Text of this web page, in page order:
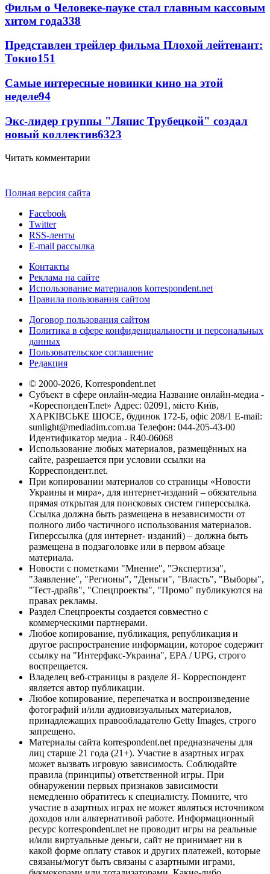
Фильм о Человеке-пауке стал главным кассовым
хитом года338
Представлен трейлер фильма Плохой лейтенант:
Токио151
Самые интересные новинки кино на этой
неделе94
Экс-лидер группы "Ляпис Трубецкой" создал
новый коллектив6323
Читать комментарии
Полная версия сайта
Facebook
Twitter
RSS-ленты
E-mail рассылка
Контакты
Реклама на сайте
Использование материалов korrespondent.net
Правила пользования сайтом
Договор пользования сайтом
Политика в сфере конфиденциальности и персональных
данных
Пользовательское соглашение
Редакция
© 2000-2026, Korrespondent.net
Субъект в сфере онлайн-медиа Название онлайн-медиа -
«КореспонденТ.net» Адрес: 02091, місто Київ,
ХАРКІВСЬКЕ ШОСЕ, будинок 172-Б, офіс 208/1 E-mail:
sunlight@mediadim.com.ua Телефон: 044-205-43-00
Идентификатор медиа - R40-06068
Использование любых материалов, размещённых на
сайте, разрешается при условии ссылки на
Корреспондент.net.
При копировании материалов со страницы «Новости
Украины и мира», для интернет-изданий – обязательна
прямая открытая для поисковых систем гиперссылка.
Ссылка должна быть размещена в независимости от
полного либо частичного использования материалов.
Гиперссылка (для интернет- изданий) – должна быть
размещена в подзаголовке или в первом абзаце
материала.
Новости с пометками "Мнение", "Экспертиза",
"Заявление", "Регионы", "Деньги", "Власть", "Выборы",
"Тест-драйв", "Спецпроекты", "Промо" публикуются на
правах рекламы.
Раздел Спецпроекты создается совместно с
коммерческими партнерами.
Любое копирование, публикация, републикация и
другое распространение информации, которое содержит
ссылку на "Интерфакс-Украина", EPA / UPG, строго
воспрещается.
Владелец веб-страницы в разделе Я- Корреспондент
является автор публикации.
Любое копирование, перепечатка и воспроизведение
фотографий и/или аудиовизуальных материалов,
принадлежащих правообладателю Getty Images, строго
запрещено.
Материалы сайта korrespondent.net предназначены для
лиц старше 21 года (21+). Участие в азартных играх
может вызвать игровую зависимость. Соблюдайте
правила (принципы) ответственной игры. При
обнаружении первых признаков зависимости
немедленно обратитесь к специалисту. Помните, что
участие в азартных играх не может являться источником
доходов или альтернативой работе. Информационный
ресурс korrespondent.net не проводит игры на реальные
и/или виртуальные деньги, сайт не принимает ни в
какой форме оплату ставок и других платежей, которые
связаны/могут быть связаны с азартными играми,